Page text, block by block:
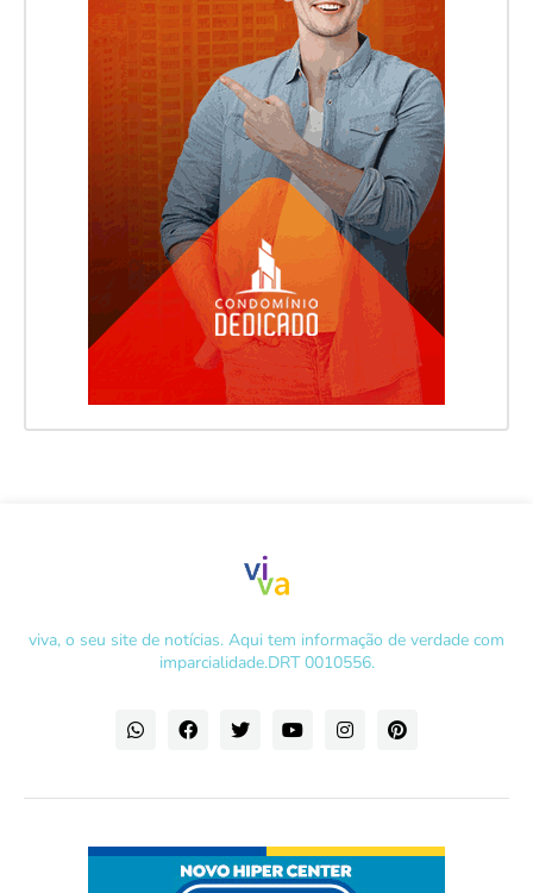
viva, o seu site de notícias. Aqui tem informação de verdade com
imparcialidade.DRT 0010556.